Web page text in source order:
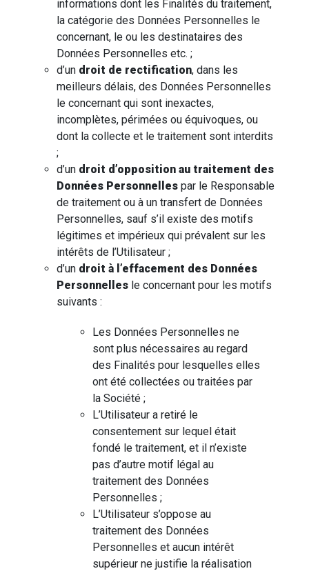
informations dont les Finalités du traitement,
la catégorie des Données Personnelles le
concernant, le ou les destinataires des
Données Personnelles etc. ;
d’un droit de rectification, dans les
meilleurs délais, des Données Personnelles
le concernant qui sont inexactes,
incomplètes, périmées ou équivoques, ou
dont la collecte et le traitement sont interdits
;
d’un droit d’opposition au traitement des
Données Personnelles par le Responsable
de traitement ou à un transfert de Données
Personnelles, sauf s’il existe des motifs
légitimes et impérieux qui prévalent sur les
intérêts de l’Utilisateur ;
d’un droit à l’effacement des Données
Personnelles le concernant pour les motifs
suivants :
Les Données Personnelles ne
sont plus nécessaires au regard
des Finalités pour lesquelles elles
ont été collectées ou traitées par
la Société ;
L’Utilisateur a retiré le
consentement sur lequel était
fondé le traitement, et il n’existe
pas d’autre motif légal au
traitement des Données
Personnelles ;
L’Utilisateur s’oppose au
traitement des Données
Personnelles et aucun intérêt
supérieur ne justifie la réalisation